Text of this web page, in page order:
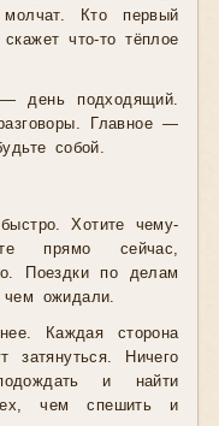
Кто первый
что-то тёплое
день подходящий.
Главное —
собой.
Хотите чему-
прямо сейчас,
Поездки по делам
чем ожидали.
Каждая сторона
затянуться. Ничего
и найти
чем спешить и